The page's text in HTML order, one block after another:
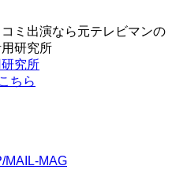
ミ出演なら元テレビマンの
研究所
MAIL-MAG